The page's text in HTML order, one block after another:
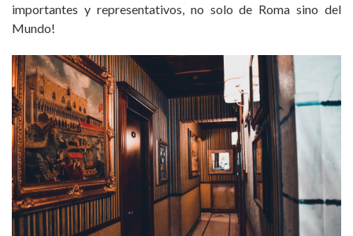
importantes y representativos, no solo de Roma sino del
Mundo!